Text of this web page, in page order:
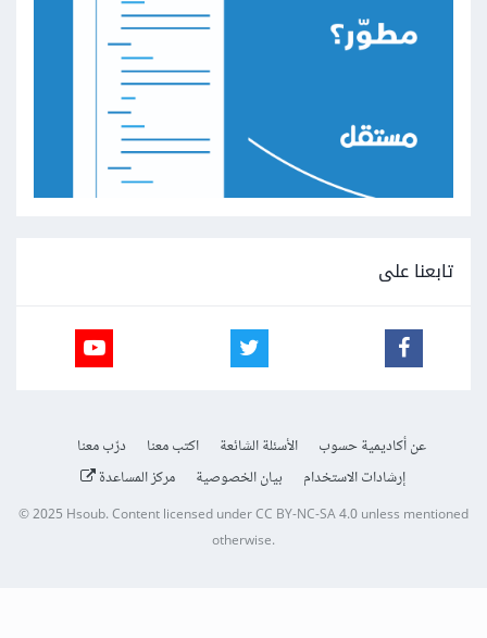
تابعنا على
عن أكاديمية حسوب الأسئلة الشائعة اكتب معنا
درّب معنا
إرشادات الاستخدام
بيان الخصوصية مركز المساعدة
© 2025 Hsoub.Content licensed underCC BY-NC-SA 4.0unless mentioned
otherwise.